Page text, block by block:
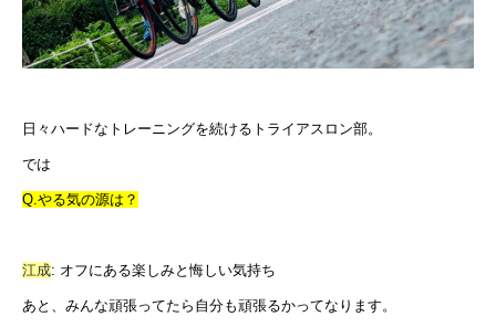
日々ハードなトレーニングを続けるトライアスロン部。
では
Q.やる気の源は？
江成: オフにある楽しみと悔しい気持ち
あと、みんな頑張ってたら自分も頑張るかってなります。